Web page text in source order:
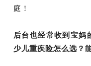
庭！
后台也经常收到宝妈
少儿重疾险怎么选？